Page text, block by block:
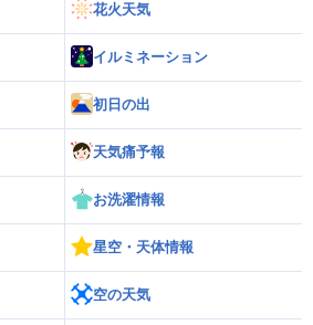
花火天気
イルミネーション
初日の出
天気痛予報
お洗濯情報
星空・天体情報
空の天気